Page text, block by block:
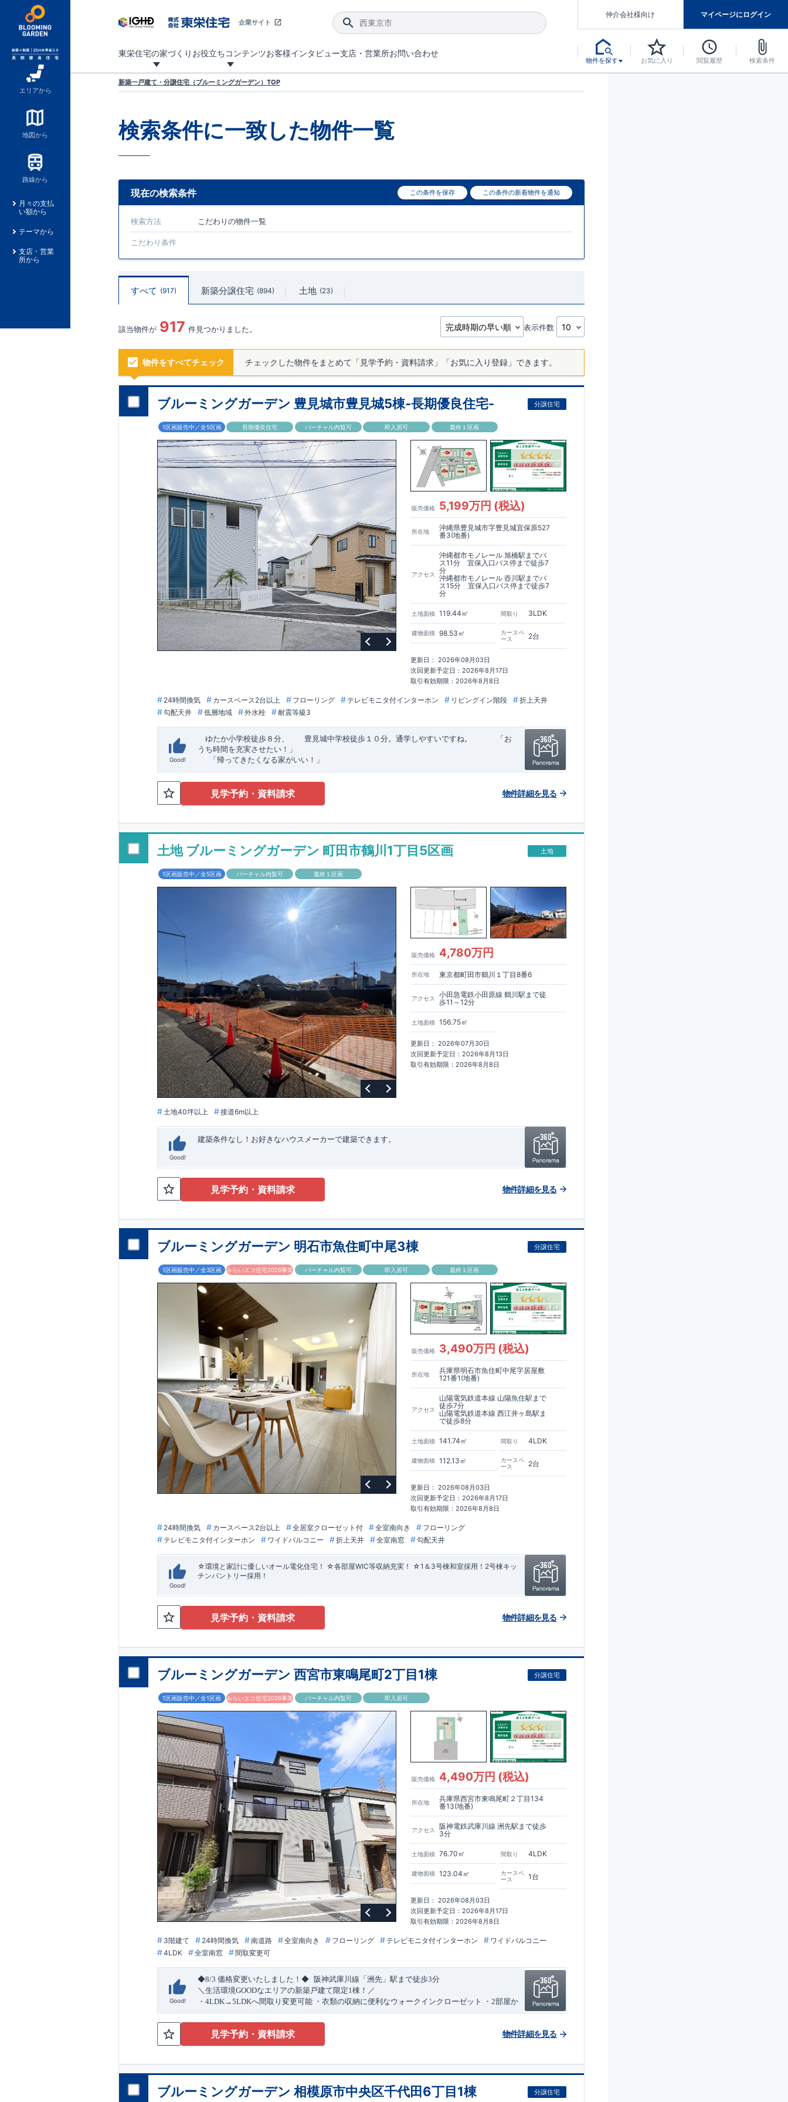
エリアから
地図から
路線から
月々の支払
い額から
テーマから
支店・営業
所から
企業サイト
東栄住宅の家づくり お役立ちコンテンツお客様インタビュー支店・営業所お問い合わせ
仲介会社様向け マイページにログイン
物件を探す お気に入り 閲覧履歴 検索条件
新築一戸建て・分譲住宅（ブルーミングガーデン）TOP
検索条件に一致した物件一覧
現在の検索条件 この条件を保存 この条件の新着物件を通知
検索方法 こだわりの物件一覧
こだわり条件
すべて 917 新築分譲住宅 894 土地 23
該当物件が 917 件見つかりました。 表示件数
物件をすべてチェック チェックした物件をまとめて「見学予約・資料請求」「お気に入り登録」できます。
ブルーミングガーデン 豊見城市豊見城5棟-長期優良住宅- 分譲住宅
1区画販売中／全5区画 長期優良住宅 バーチャル内覧可 即入居可 最終１区画
販売価格 5,199万円 (税込)
所在地
沖縄県豊見城市字豊見城宜保原527
番3(地番)
アクセス
沖縄都市モノレール 旭橋駅までバ
ス11分 宜保入口バス停まで徒歩7
分
沖縄都市モノレール 壺川駅までバ
ス15分 宜保入口バス停まで徒歩7
分
土地面積 119.44㎡
建物面積 98.53㎡
間取り 3LDK
カースペ
ース
2台
更新日： 2026年08月03日
次回更新予定日：2026年8月17日
取引有効期限：2026年8月8日
24時間換気 カースペース2台以上 フローリング テレビモニタ付インターホン リビングイン階段
折上天井
勾配天井
低層地域 外水栓 耐震等級3
Good!
ゆたか小学校徒歩８分、 豊見城中学校徒歩１０分。通学しやすいですね。
「お
うち時間を充実させたい！」
「帰ってきたくなる家がいい！」
TEL:098-860-2201（火・水曜日定休日、年末年始休み）
配ボックス・玄関電子キー・浴室換気乾燥機・防犯ガラス
■１階廻りの構造材は防腐・防蟻性を確保するため、構造用集成材にヒノキを使用しておりま
す！
■長期優良住宅もっと詳しく 「いい家を作って、きちんと手入れをして、長く大切に使う」
という考え方の下、 国が定めた7つの厳しい技術基準をクリアした物件だけが認定を受けられ
長期優良住宅として認定を受けるためには、国が定めた下記
つの技術基準をクリアする必要
があります。東栄住宅は全棟でクリア！①耐震性②劣化対策③維持管理性④住戸面積⑤省エネ
ルギー性⑥居住環境⑦維持保全管理
そのほかの魅力として、住宅ローン金利優遇、固定資産税の減税、中古市場での売却時にも有
「設計」と「建設」のダブルで
性能を評価されています！図面を第三者機関へ提出します。外部評価委員が建設中に 3回、竣
回の現場検査が行われます。構造の安定、劣化の軽減、維持管理への配慮、温熱環
境・エネルギー消費量（断熱等性能）の必須4分野、空気環境で、最高等級取得！ ■耐震等級
3
もっと詳しく 東栄住宅の建物は、国が定めた耐震最高等級
を取得。建築基準法に定め
られた、｢数百年に一度発生する地震に対して、倒壊、崩壊しない｣という基準から、さらに
1.5倍の耐震力を達成しています。 ■耐風等級2 災害時の損傷の受けにくさを評価されていま
す。建築基準法に定められている暴風による力（500年に1 度）のさらに 1.2倍の暴風に対して
も損傷を生じないことで耐風最高等級2を取得しています。
栄住宅は土地の仕入れ、設計、施工、販売、メンテナンスまで、すべてのプロセスに携わって
います。 ■アフターサポートもっと詳しく 快適に暮らすことができる住宅の品質を長
期にわたり維持するには、定期的な点検を実施することが重要です。 最大 60年間の保証制度
がございます。もちろん、定期点検以外でも万一不具合が発生した際は対応いたします。
当社こだわりの空間アイディアを ショート動画で
ご紹介しています。ここをクリック
見学予約・資料請求 物件詳細を見る
土地 ブルーミングガーデン 町田市鶴川1丁目5区画 土地
1区画販売中／全5区画 バーチャル内覧可 最終１区画
販売価格 4,780万円
所在地 東京都町田市鶴川１丁目8番6
アクセス
小田急電鉄小田原線 鶴川駅まで徒
歩11～12分
土地面積 156.75㎡
更新日： 2026年07月30日
次回更新予定日：2026年8月13日
取引有効期限：2026年8月8日
土地40坪以上 接道6m以上
Good!
建築条件なし！​お好きなハウスメーカーで建築できます。
見学予約・資料請求 物件詳細を見る
ブルーミングガーデン 明石市魚住町中尾3棟 分譲住宅
1区画販売中／全3区画 みらいエコ住宅2026事業 バーチャル内覧可 即入居可 最終１区画
販売価格 3,490万円 (税込)
所在地
兵庫県明石市魚住町中尾字居屋敷
121番1(地番)
アクセス
山陽電気鉄道本線 山陽魚住駅まで
徒歩7分
山陽電気鉄道本線 西江井ヶ島駅ま
で徒歩8分
土地面積 141.74㎡
建物面積 112.13㎡
間取り 4LDK
カースペ
ース
2台
更新日： 2026年08月03日
次回更新予定日：2026年8月17日
取引有効期限：2026年8月8日
24時間換気 カースペース2台以上 全居室クローゼット付 全室南向き
フローリング
テレビモニタ付インターホン
ワイドバルコニー 折上天井 全室南窓 勾配天井
Good!
☆環境と家計に優しいオール電化住宅！ ☆各部屋WIC等収納充実！ ☆1＆3号棟和室採用！2号棟キッ
チンパントリー採用！
見学予約・資料請求 物件詳細を見る
ブルーミングガーデン 西宮市東鳴尾町2丁目1棟 分譲住宅
1区画販売中／全1区画 みらいエコ住宅2026事業 バーチャル内覧可 即入居可
販売価格 4,490万円 (税込)
所在地
兵庫県西宮市東鳴尾町２丁目134
番13(地番)
アクセス
阪神電鉄武庫川線 洲先駅まで徒歩
3分
土地面積 76.70㎡
建物面積 123.04㎡
間取り 4LDK
カースペ
ース
1台
更新日： 2026年08月03日
次回更新予定日：2026年8月17日
取引有効期限：2026年8月8日
3階建て 24時間換気 南道路 全室南向き フローリング テレビモニタ付インターホン
ワイドバルコニー
4LDK
全室南窓 間取変更可
Good!
◆8/3 価格変更いたしました！◆​ 阪神武庫川線 「洲先」駅まで徒歩3分
＼生活環境GOODなエリアの新築戸建て限定1棟！／
・4LDK→5LDKへ間取り変更可能 ・衣類の収納に便利なウォークインクローゼット
・2部屋か
ら行き来できる続きバルコニー ・デザインと機能性を兼ね備えたオープンサニタリーirodori
・リビング全体を見渡せる対面キッチン
・網戸11万円(税込)で設置可能！
↓クリックすると特設ページにジャンプします↓
エントランス」が受賞いたしました！ ○耐震等級最高等級3 ・数百年に一度の地震に耐える
平日・休日ご内覧可能です！
見学予約・資料請求 物件詳細を見る
ブルーミングガーデン 相模原市中央区千代田6丁目1棟 分譲住宅